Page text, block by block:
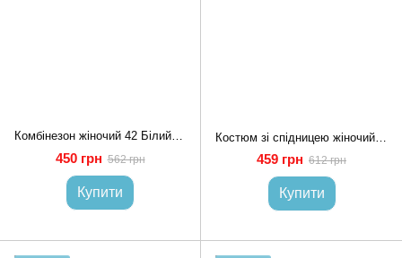
Комбінезон жіночий 42 Білий STREET FASHION (713614-42)
450 грн 562 грн
Купити
459 грн 612 грн
Купити